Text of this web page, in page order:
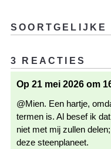
SOORTGELIJKE
3 REACTIES
Op 21 mei 2026 om
@Mien. Een hartje,
termen is. Al besef ik
niet met mij zullen
deze steenplaneet.